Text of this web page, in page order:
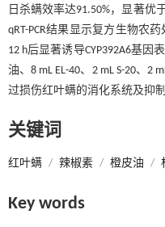
日杀螨效率达91.50%，显著
qRT-PCR结果显示复方生物农
12 h后显著诱导CYP392A6基
油、8 mL EL-40、2 mL S-20
过损伤红叶螨的消化系统及抑制
关键词
红叶螨 / 辣椒素 / 橙皮油 /
Key words